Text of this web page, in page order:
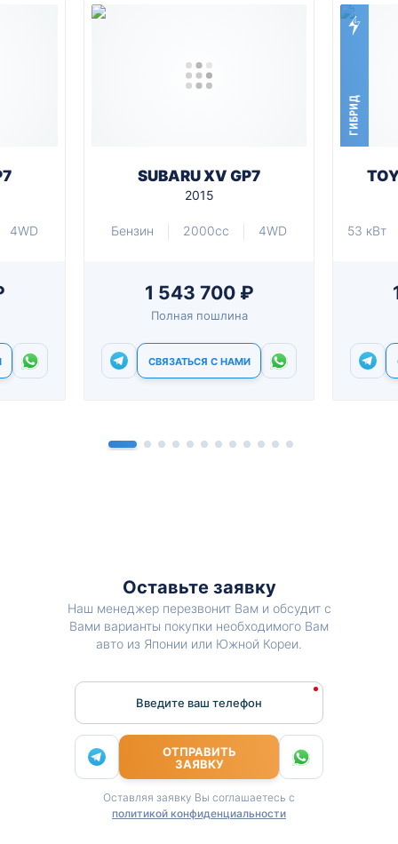
4WD
SUBARU XV GP7
2015
Бензин 2000cc 4WD
1 543 700 ₽
Полная пошлина
СВЯЗАТЬСЯ С НАМИ
ГИБРИД
53 кВт
Оставьте заявку
Наш менеджер перезвонит Вам и обсудит с
Вами варианты покупки необходимого Вам
авто из Японии или Южной Кореи.
Введите ваш телефон
ОТПРАВИТЬ
ЗАЯВКУ
Оставляя заявку Вы соглашаетесь с
политикой конфиденциальности